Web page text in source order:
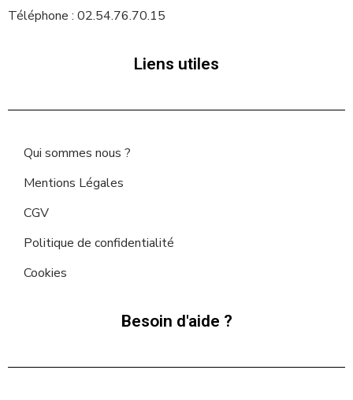
Téléphone : 02.54.76.70.15
Liens utiles
Qui sommes nous ?
Mentions Légales
CGV
Politique de confidentialité
Cookies
Besoin d'aide ?